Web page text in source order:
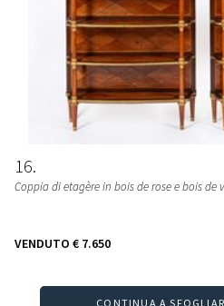
16
Coppia di etagère in bois de rose e bois de
VENDUTO € 7.650
CONTINUA A